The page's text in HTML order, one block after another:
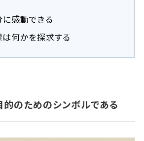
感動できる
何かを探求する
的のためのシンボルである